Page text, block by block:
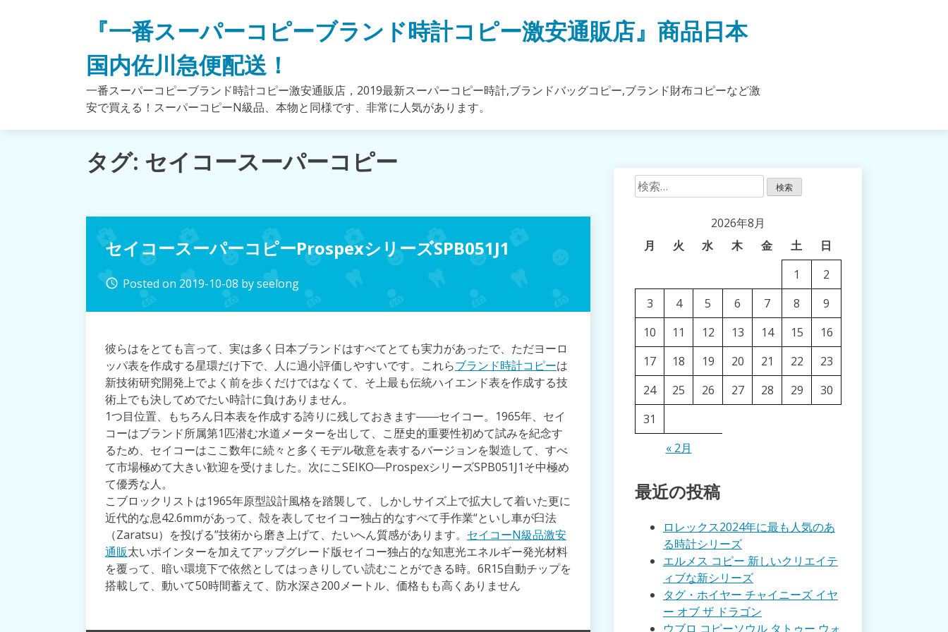
『一番スーパーコピーブランド時計コピー激安通販店』商品日本
国内佐川急便配送！
一番スーパーコピーブランド時計コピー激安通販店，2019最新スーパーコピー時計,ブランドバッグコピー,ブランド財布コピーなど激
安で買える！スーパーコピーN級品、本物と同様です、非常に人気があります。
タグ: セイコースーパーコピー
セイコースーパーコピーProspexシリーズSPB051J1
access_time Posted on 2019-10-08 byseelong
彼らはをとても言って、実は多く日本ブランドはすべてとても実力があったで、ただヨーロ
ッパ表を作成する星環だけ下で、人に過小評価しやすいです。これらブランド時計コピーは
新技術研究開発上でよく前を歩くだけではなくて、そ上最も伝統ハイエンド表を作成する技
術上でも決してめでたい時計に負けありません。
1つ目位置、もちろん日本表を作成する誇りに残しておきます――セイコー。1965年、セイ
コーはブランド所属第1匹潜む水道メーターを出して、こ歴史的重要性初めて試みを紀念す
るため、セイコーはここ数年に続々と多くモデル敬意を表するバージョンを製造して、すべ
て市場極めて大きい歓迎を受けました。次にこSEIKO―ProspexシリーズSPB051J1そ中極め
て優秀な人。
こブロックリストは1965年原型設計風格を踏襲して、しかしサイズ上で拡大して着いた更に
近代的な息42.6mmがあって、殻を表してセイコー独占的なすべて手作業“といし車が臼法
（Zaratsu）を投げる”技術から磨き上げて、たいへん質感があります。 セイコーN級品激安
通販太いポインターを加えてアップグレード版セイコー独占的な知恵光エネルギー発光材料
を覆って、暗い環境下で依然としてはっきりしてい読むことができる時。6R15自動チップを
搭載して、動いて50時間蓄えて、防水深さ200メートル、価格もも高くありません
検
索:
2026年8月
月
火 水 木 金 土 日
« 2月
1
2
3
4 5 6 7 8
9
10
11 12 13 14 15
16
17
18 19 20 21 22
23
24
25 26 27 28 29
30
31
最近の投稿
ロレックス2024年に最も人気のあ
る時計シリーズ
エルメス コピー 新しいクリエイテ
ィブな新シリーズ
タグ・ホイヤー チャイニーズ イヤ
ー オブ ザ ドラゴン
ウブロ コピーソウル タトゥー ウォ